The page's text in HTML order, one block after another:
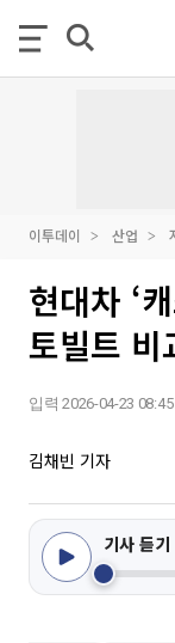
이투데이 산업
현대차 ‘
토빌트 비
입력 2026-04-23 08:45
김채빈 기자
기사 듣기